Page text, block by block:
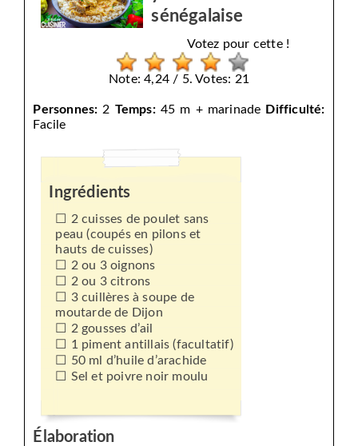
sénégalaise
Votez pour cette !
Note: 4,24 / 5. Votes: 21
Personnes: 2 Temps: 45 m + marinade Difficulté:
Facile
Ingrédients
2 cuisses de poulet sans
peau (coupés en pilons et
hauts de cuisses)
2 ou 3 oignons
2 ou 3 citrons
3 cuillères à soupe de
moutarde de Dijon
2 gousses d’ail
1 piment antillais (facultatif)
50 ml d’huile d’arachide
Sel et poivre noir moulu
Élaboration